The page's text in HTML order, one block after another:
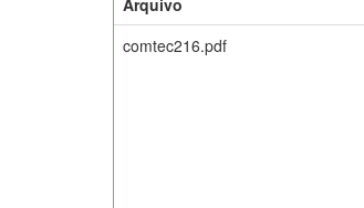
comtec216.pdf